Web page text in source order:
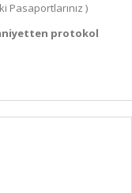
Pasaportlarınız )
protokol